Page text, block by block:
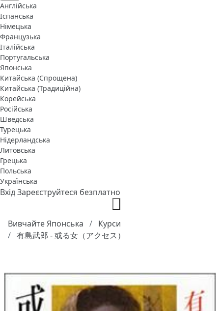
Англійська
Іспанська
Німецька
Французька
Італійська
Португальська
Японська
Китайська (Спрощена)
Китайська (Традиційна)
Корейська
Російська
Шведська
Турецька
Нідерландська
Литовська
Грецька
Польська
Українська
ВхідЗареєструйтеся безплатно
Вивчайте Японська
Курси
有島武郎 - 或る女（アクセス）